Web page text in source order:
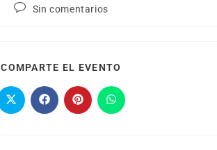
Sin comentarios
COMPARTE EL EVENTO